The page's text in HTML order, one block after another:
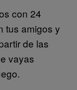
con 24
tus amigos y
de las
vayas